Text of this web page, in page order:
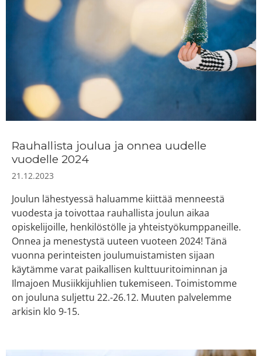
Rauhallista joulua ja onnea uudelle
vuodelle 2024
21.12.2023
Joulun lähestyessä haluamme kiittää menneestä
vuodesta ja toivottaa rauhallista joulun aikaa
opiskelijoille, henkilöstölle ja yhteistyökumppaneille.
Onnea ja menestystä uuteen vuoteen 2024! Tänä
vuonna perinteisten joulumuistamisten sijaan
käytämme varat paikallisen kulttuuritoiminnan ja
Ilmajoen Musiikkijuhlien tukemiseen. Toimistomme
on jouluna suljettu 22.-26.12. Muuten palvelemme
arkisin klo 9-15.